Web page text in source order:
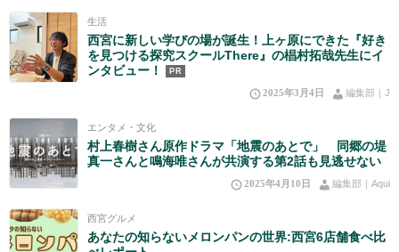
生活
西宮に新しい学びの場が誕生！上ヶ原にできた『好き
を見つける探究スクールThere』の椙村拓哉先生にイ
ンタビュー！
PR
2025年3月4日 編集部｜J
エンタメ・文化
村上春樹さん原作ドラマ「地震のあとで」 同郷の堤
真一さんと鳴海唯さんが共演する第2話も見逃せない
2025年4月10日 編集部｜Aqui
西宮グルメ
あなたの知らないメロンパンの世界:西宮6店舗食べ比